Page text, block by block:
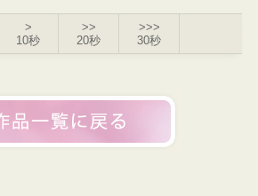
>
10秒
>>
20秒
>>>
30秒